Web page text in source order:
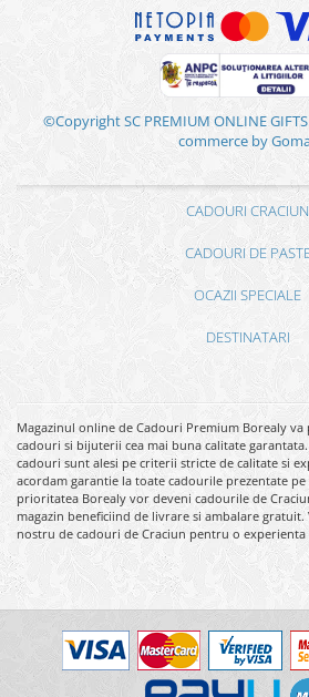
©Copyright SC PREMIUM ONLINE GIFTS
commerce by
CADOURI CRACIUN
CADOURI DE
OCAZII SPECIALE
DESTINATARI
Magazinul online de Cadouri Premium Borealy
cadouri si bijuterii cea mai buna calitate
cadouri sunt alesi pe criterii stricte de calitate si
acordam garantie la toate cadourile prezentate
prioritatea Borealy vor deveni cadourile de
magazin beneficiind de livrare si ambalare gratuit.
nostru de cadouri de Craciun pentru o experienta